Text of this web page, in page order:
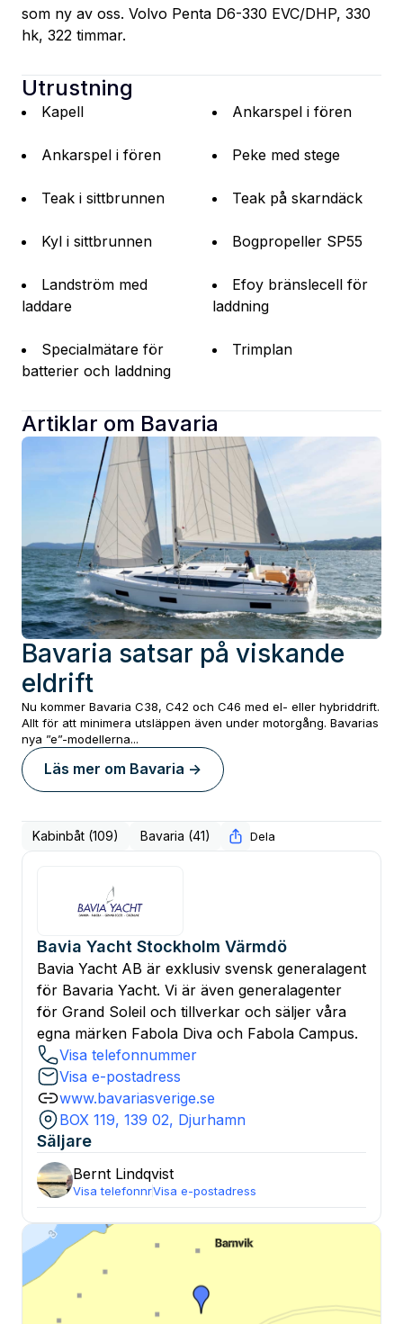
som ny av oss. Volvo Penta D6-330 EVC/DHP, 330
hk, 322 timmar.
Utrustning
Kapell Ankarspel i fören
Ankarspel i fören Peke med stege
Teak i sittbrunnen Teak på skarndäck
Kyl i sittbrunnen Bogpropeller SP55
Landström med
laddare
Efoy bränslecell för
laddning
Specialmätare för
batterier och laddning
Trimplan
Artiklar om Bavaria
Bavaria satsar på viskande
eldrift
Nu kommer Bavaria C38, C42 och C46 med el- eller hybriddrift.
Allt för att minimera utsläppen även under motorgång. Bavarias
nya ”e”-modellerna...
Läs mer om Bavaria ->
Kabinbåt (109) Bavaria (41) Dela
Bavia Yacht Stockholm Värmdö
Bavia Yacht AB är exklusiv svensk generalagent
för Bavaria Yacht. Vi är även generalagenter
för Grand Soleil och tillverkar och säljer våra
egna märken Fabola Diva och Fabola Campus.
Visa telefonnummer
Visa e-postadress
www.bavariasverige.se
BOX 119, 139 02, Djurhamn
Säljare
Bernt Lindqvist
Visa telefonnrVisa e-postadress